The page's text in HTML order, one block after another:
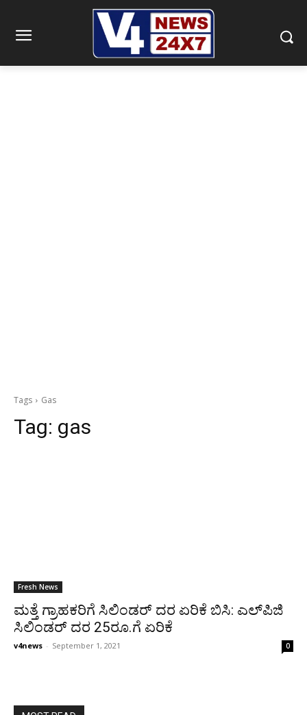
Tags Gas
Tag: gas
Fresh News
ಮತ್ತೆ ಗ್ರಾಹಕರಿಗೆ ಸಿಲಿಂಡರ್ ದರ ಏರಿಕೆ ಬಿಸಿ: ಎಲ್‌ಪಿಜಿ
ಸಿಲಿಂಡರ್ ದರ 25ರೂ.ಗೆ ಏರಿಕೆ
v4news - September 1, 2021 0